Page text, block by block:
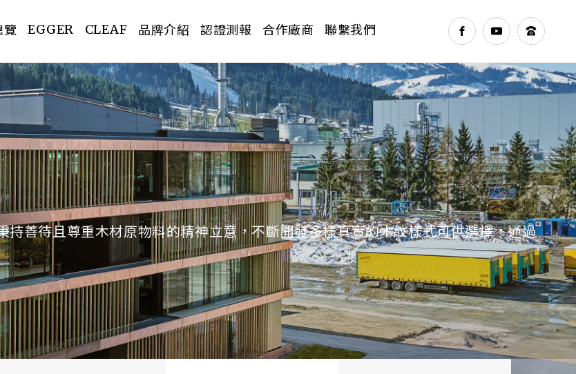
覽 EGGER CLEAF 品牌介紹
PREV NEXT
認證測報 合作廠商 聯繫我們
持善待且尊重木材原物料的精神立意，不斷開發多樣真實的木紋樣式可供選擇，通過